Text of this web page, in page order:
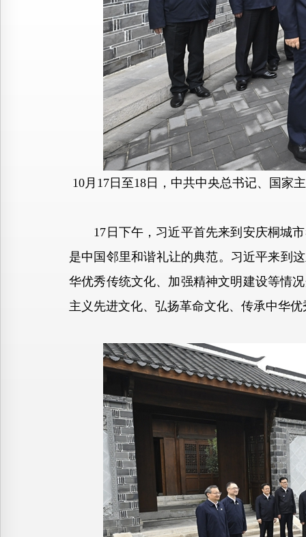
10月17日至18日，中共中央总书记、国家
17日下午，习近平首先来到安庆桐城市
是中国邻里和谐礼让的典范。习近平来到
华优秀传统文化、加强精神文明建设等情
主义先进文化、弘扬革命文化、传承中华